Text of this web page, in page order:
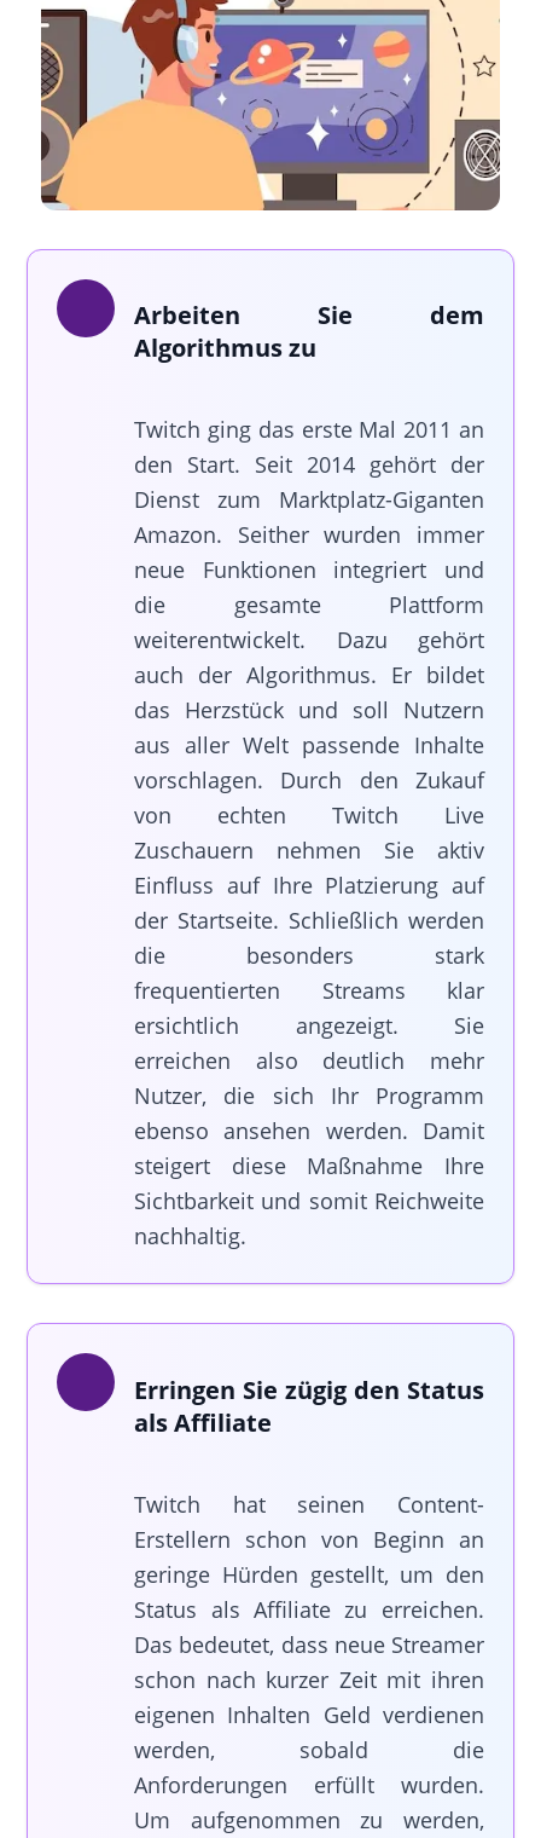
Arbeiten Sie dem
Algorithmus zu
Twitch ging das erste Mal 2011 an
den Start. Seit 2014 gehört der
Dienst zum Marktplatz-Giganten
Amazon. Seither wurden immer
neue Funktionen integriert und
die gesamte Plattform
weiterentwickelt. Dazu gehört
auch der Algorithmus. Er bildet
das Herzstück und soll Nutzern
aus aller Welt passende Inhalte
vorschlagen. Durch den Zukauf
von echten Twitch Live
Zuschauern nehmen Sie aktiv
Einfluss auf Ihre Platzierung auf
der Startseite. Schließlich werden
die besonders stark
frequentierten Streams klar
ersichtlich angezeigt. Sie
erreichen also deutlich mehr
Nutzer, die sich Ihr Programm
ebenso ansehen werden. Damit
steigert diese Maßnahme Ihre
Sichtbarkeit und somit Reichweite
nachhaltig.
Erringen Sie zügig den Status
als Affiliate
Twitch hat seinen Content-
Erstellern schon von Beginn an
geringe Hürden gestellt, um den
Status als Affiliate zu erreichen.
Das bedeutet, dass neue Streamer
schon nach kurzer Zeit mit ihren
eigenen Inhalten Geld verdienen
werden, sobald die
Anforderungen erfüllt wurden.
Um aufgenommen zu werden,